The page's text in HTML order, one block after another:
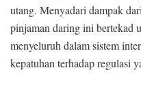
utang. Menyadari dampak
pinjaman daring ini bertekad
menyeluruh dalam sistem
kepatuhan terhadap regulasi